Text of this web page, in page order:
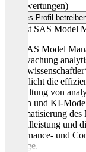
(0 Bewertungen)
Dieses Profil
Was ist SAS Model
Der SAS Model
Überwachung
ermöglicht die
Verwaltung von
Lernen und KI-
Automatisierung
Modellleistung und
Governance- und
Anfrage.